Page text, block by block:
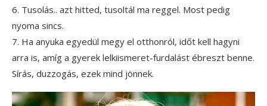
6. Tusolás.. azt hitted, tusoltál ma reggel. Most pedig
nyoma sincs.
7. Ha anyuka egyedül megy el otthonról, időt kell hagyni
arra is, amíg a gyerek lelkiismeret-furdalást ébreszt benne.
Sírás, duzzogás, ezek mind jönnek.